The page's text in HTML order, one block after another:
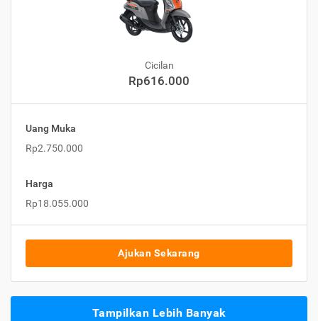
Cicilan
Rp616.000
Uang Muka
Rp2.750.000
Harga
Rp18.055.000
Ajukan Sekarang
Tampilkan Lebih Banyak